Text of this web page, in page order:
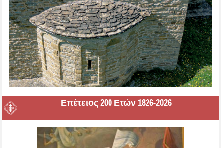
Επέτειος 200 Ετών 1826-2026